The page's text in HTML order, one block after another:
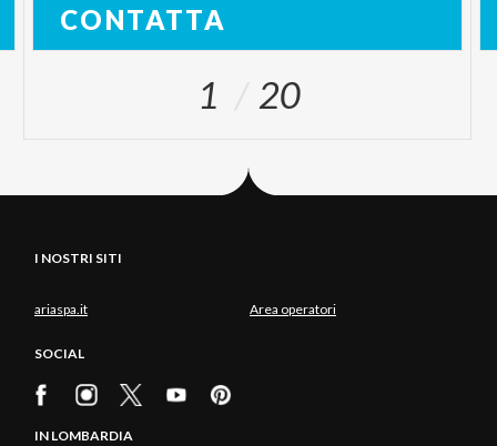
CONTATTA
1 20
I NOSTRI SITI
ariaspa.it Area operatori
SOCIAL
IN LOMBARDIA